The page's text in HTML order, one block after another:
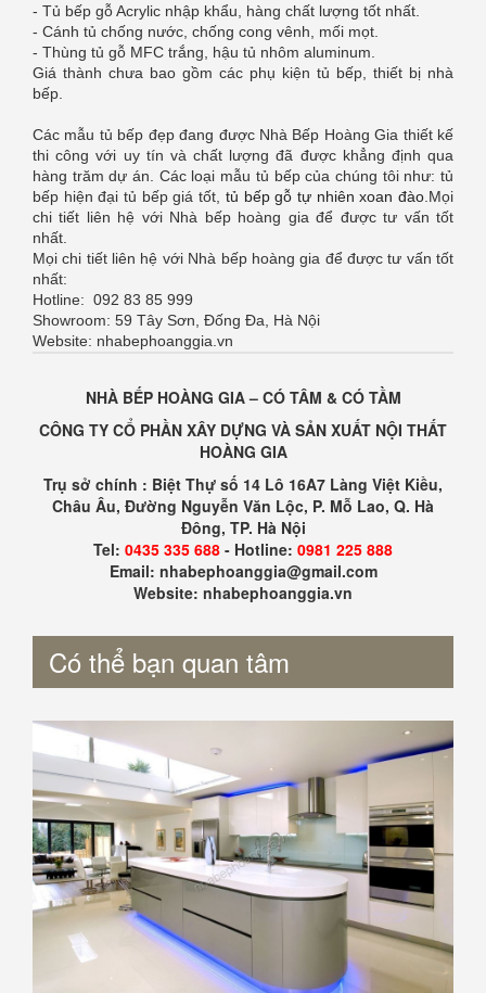
- Tủ bếp gỗ Acrylic nhập khẩu, hàng chất lượng tốt nhất.
- Cánh tủ chống nước, chống cong vênh, mối mọt.
- Thùng tủ gỗ MFC trắng, hậu tủ nhôm aluminum.
Giá thành chưa bao gồm các phụ kiện tủ bếp, thiết bị nhà
bếp.
Các mẫu tủ bếp đẹp đang được Nhà Bếp Hoàng Gia thiết kế
thi công với uy tín và chất lượng đã được khẳng định qua
hàng trăm dự án. Các loại mẫu tủ bếp của chúng tôi như: tủ
bếp hiện đại tủ bếp giá tốt, tủ bếp gỗ tự nhiên xoan đào .Mọi
chi tiết liên hệ với Nhà bếp hoàng gia để được tư vấn tốt
nhất.
Mọi chi tiết liên hệ với Nhà bếp hoàng gia để được tư vấn tốt
nhất:
Hotline: 092 83 85 999
Showroom: 59 Tây Sơn, Đống Đa, Hà Nội
Website: nhabephoanggia.vn
NHÀ BẾP HOÀNG GIA – CÓ TÂM & CÓ TẦM
CÔNG TY CỔ PHẦN XÂY DỰNG VÀ SẢN XUẤT NỘI THẤT
HOÀNG GIA
Trụ sở chính : Biệt Thự số 14 Lô 16A7 Làng Việt Kiều,
Châu Âu, Đường Nguyễn Văn Lộc, P. Mỗ Lao, Q. Hà
Đông, TP. Hà Nội
Tel: 0435 335 688 - Hotline: 0981 225 888
Email: nhabephoanggia@gmail.com
Website: nhabephoanggia.vn
Có thể bạn quan tâm